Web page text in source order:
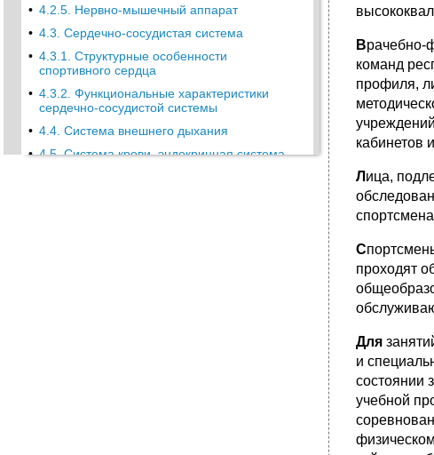
• 4.2.5. Нервно-мышечный аппарат
• 4.3. Сердечно-сосудистая система
• 4.3.1. Структурные особенности
спортивного сердца
• 4.3.2. Функциональные характеристики
сердечно-сосудистой системы
• 4.4. Система внешнего дыхания
• 4.5. Система крови, эндокринная система,
Врачебно-
команд
профиля,
кабинетов
Л ица,
С
проходят
Для
и
состоянии
учебной